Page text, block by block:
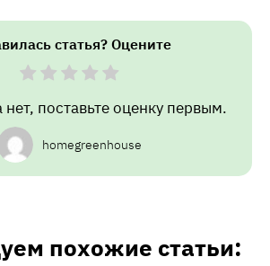
статья? Оцените
поставьте оценку первым.
homegreenhouse
похожие статьи: